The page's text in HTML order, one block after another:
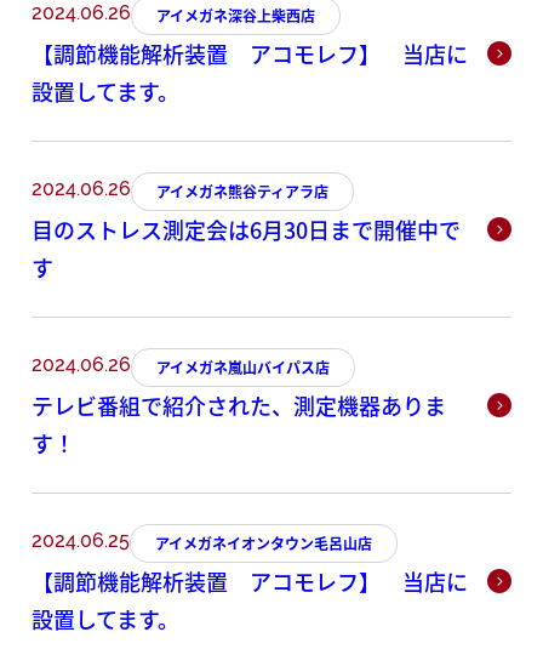
2024.06.26 アイメガネ深谷上柴西店
【調節機能解析装置 アコモレフ】 当店に
設置してます。
2024.06.26 アイメガネ熊谷ティアラ店
目のストレス測定会は6月30日まで開催中で
す
2024.06.26 アイメガネ嵐山バイパス店
テレビ番組で紹介された、測定機器ありま
す！
2024.06.25 アイメガネイオンタウン毛呂山店
【調節機能解析装置 アコモレフ】 当店に
設置してます。